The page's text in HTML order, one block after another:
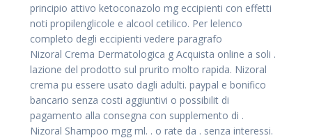
principio attivo ketoconazolo mg eccipienti con effetti
noti propilenglicole e alcool cetilico. Per lelenco
completo degli eccipienti vedere paragrafo
Nizoral Crema Dermatologica g Acquista online a soli .
lazione del prodotto sul prurito molto rapida. Nizoral
crema pu essere usato dagli adulti. paypal e bonifico
bancario senza costi aggiuntivi o possibilit di
pagamento alla consegna con supplemento di .
Nizoral Shampoo mgg ml. . o rate da . senza interessi.